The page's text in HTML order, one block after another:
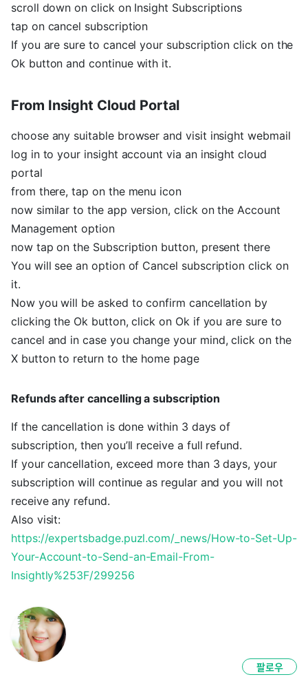
scroll down on click on Insight Subscriptions
tap on cancel subscription
If you are sure to cancel your subscription click on the
Ok button and continue with it.
From Insight Cloud Portal
choose any suitable browser and visit insight webmail
log in to your insight account via an insight cloud
portal
from there, tap on the menu icon
now similar to the app version, click on the Account
Management option
now tap on the Subscription button, present there
You will see an option of Cancel subscription click on
it.
Now you will be asked to confirm cancellation by
clicking the Ok button, click on Ok if you are sure to
cancel and in case you change your mind, click on the
X button to return to the home page
Refunds after cancelling a subscription
If the cancellation is done within 3 days of
subscription, then you’ll receive a full refund.
If your cancellation, exceed more than 3 days, your
subscription will continue as regular and you will not
receive any refund.
Also visit:
https://expertsbadge.puzl.com/_news/How-to-Set-Up-
Your-Account-to-Send-an-Email-From-
Insightly%253F/299256
팔로우